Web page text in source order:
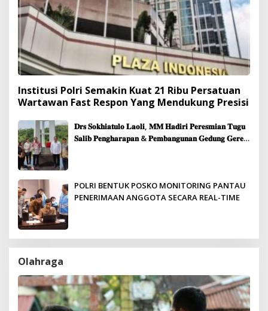
Institusi Polri Semakin Kuat 21 Ribu Persatuan
Wartawan Fast Respon Yang Mendukung Presisi
𝐃𝐫𝐬 𝐒𝐨𝐤𝐡𝐢𝐚𝐭𝐮𝐥𝐨 𝐋𝐚𝐨𝐥𝐢, 𝐌𝐌 𝐇𝐚𝐝𝐢𝐫𝐢 𝐏𝐞𝐫𝐞𝐬𝐦𝐢𝐚𝐧 𝐓𝐮𝐠𝐮
𝐒𝐚𝐥𝐢𝐛 𝐏𝐞𝐧𝐠𝐡𝐚𝐫𝐚𝐩𝐚𝐧 & 𝐏𝐞𝐦𝐛𝐚𝐧𝐠𝐮𝐧𝐚𝐧 𝐆𝐞𝐝𝐮𝐧𝐠 𝐆𝐞𝐫𝐞𝐣𝐚
POLRI BENTUK POSKO MONITORING PANTAU
PENERIMAAN ANGGOTA SECARA REAL-TIME
Olahraga